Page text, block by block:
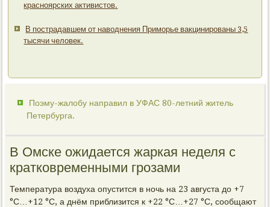
красноярских активистов.
В пострадавшем от наводнения Приморье вакцинированы 3,5
тысячи человек.
Поэму-жалобу направил в УФАС 80-летний житель
Петербурга.
В Омске ожидается жаркая неделя с
кратковременными грозами
Температура воздуха опустится в ночь на 23 августа до +7
°С…+12 °С, а днём приблизится к +22 °С…+27 °С, сообщают